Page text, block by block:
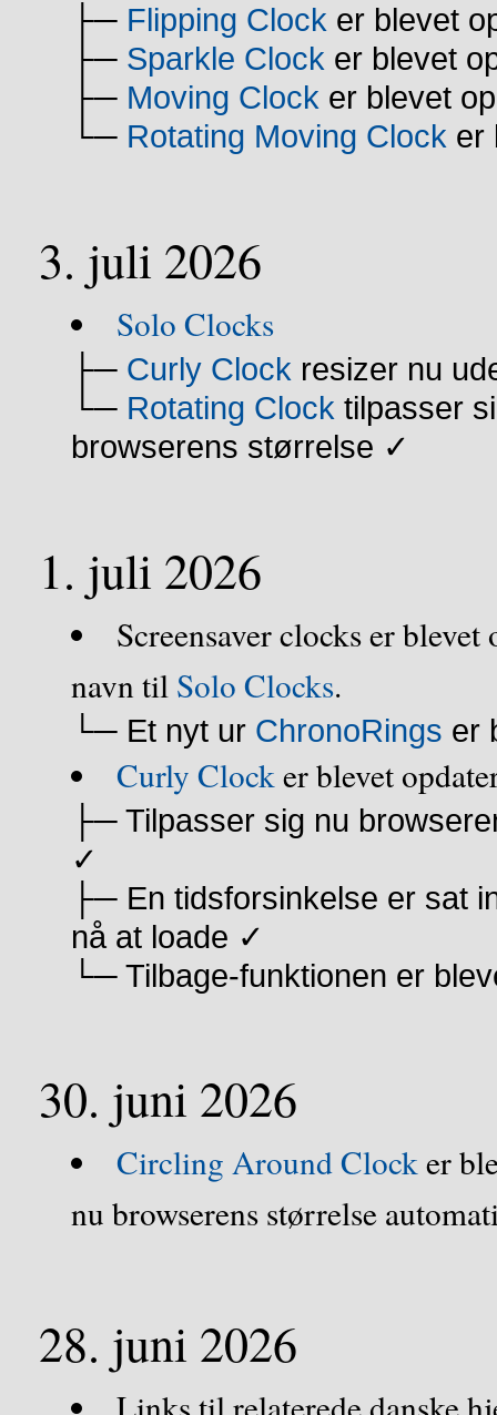
├─ Flipping Clock er blevet
├─ Sparkle Clock er blevet
├─ Moving Clock er blevet
└─ Rotating Moving Clock er
3. juli 2026
Solo Clocks
├─ Curly Clock resizer nu
└─ Rotating Clock tilpasser
browserens størrelse ✓
1. juli 2026
Screensaver clocks er
navn til Solo Clocks.
└─ Et nyt ur ChronoRings er
Curly Clock er blevet
├─ Tilpasser sig nu
✓
├─ En tidsforsinkelse er sat
nå at loade ✓
└─ Tilbage-funktionen er
30. juni 2026
Circling Around Clocker
nu browserens størrelse
28. juni 2026